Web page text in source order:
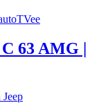
63 AMG |